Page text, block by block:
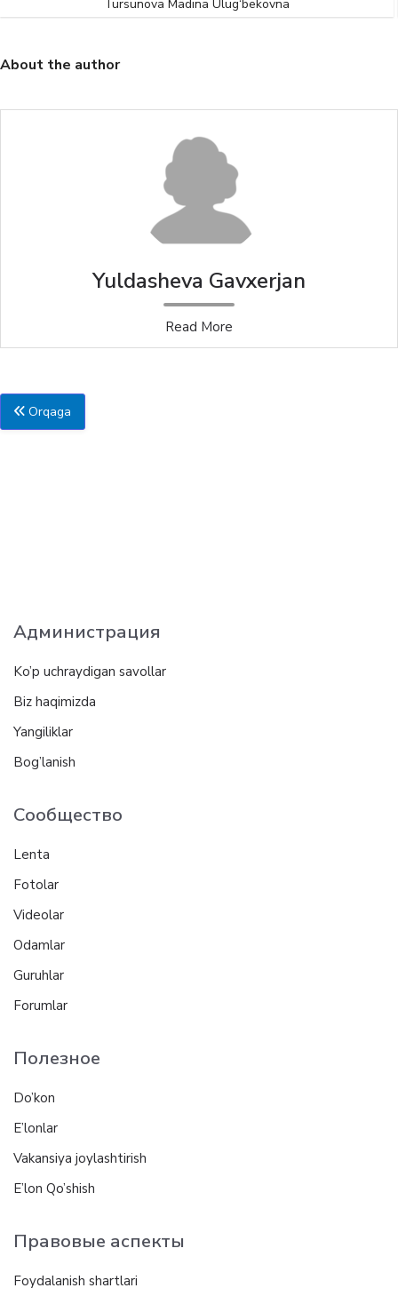
Tursunova Madina Ulug‘bekovna
About the author
Yuldasheva Gavxerjan
Read More
Orqaga
Администрация
Ko’p uchraydigan savollar
Biz haqimizda
Yangiliklar
Bog’lanish
Сообщество
Lenta
Fotolar
Videolar
Odamlar
Guruhlar
Forumlar
Полезное
Do’kon
E’lonlar
Vakansiya joylashtirish
E’lon Qo’shish
Правовые аспекты
Foydalanish shartlari